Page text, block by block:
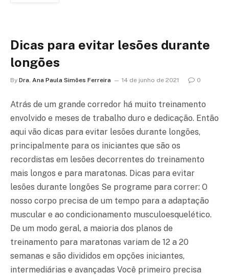
Dicas para evitar lesões durante
longões
By Dra. Ana Paula Simões Ferreira 14 de junho de 2021 0
Atrás de um grande corredor há muito treinamento
envolvido e meses de trabalho duro e dedicação. Então
aqui vão dicas para evitar lesões durante longões,
principalmente para os iniciantes que são os
recordistas em lesões decorrentes do treinamento
mais longos e para maratonas. Dicas para evitar
lesões durante longões Se programe para correr: O
nosso corpo precisa de um tempo para a adaptação
muscular e ao condicionamento musculoesquelético.
De um modo geral, a maioria dos planos de
treinamento para maratonas variam de 12 a 20
semanas e são divididos em opções iniciantes,
intermediárias e avançadas Você primeiro precisa